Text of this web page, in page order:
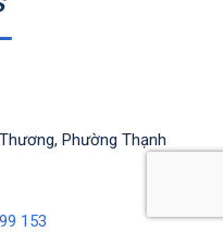
Phường Thạnh
153